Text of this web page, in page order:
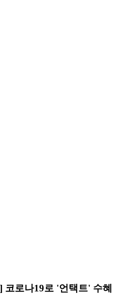
로나19로 '언택트' 수혜